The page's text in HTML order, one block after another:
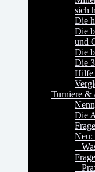
sich
Die
Die
und
Die
Die
Hilfe
Turniere &
Die
Neu:
–
–